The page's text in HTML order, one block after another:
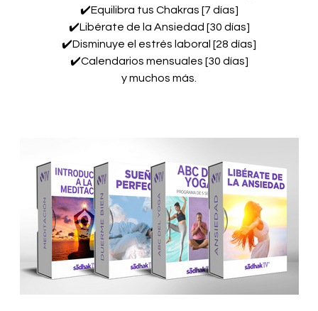
✔️Equilibra tus Chakras [7 días]
✔️Libérate de la Ansiedad [30 días]
✔️Disminuye el estrés laboral [28 días]
✔️Calendarios mensuales [30 días]
y muchos más.